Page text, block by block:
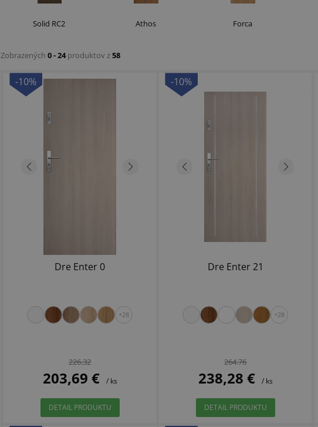
Solid RC2 Athos Forca
Zobrazených0 - 24produktov z58
-10%
Dre Enter 0
+28
226.32
203,69 € / ks
DETAIL PRODUKTU
-10%
Dre Enter 21
+28
264.76
238,28 € / ks
DETAIL PRODUKTU